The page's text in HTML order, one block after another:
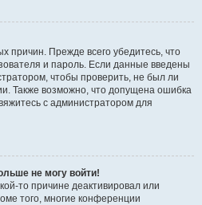
причин. Прежде всего убедитесь, что
и пароль. Если данные введены
чтобы проверить, не был ли
Также возможно, что допущена ошибка
с администратором для
не могу войти!
то причине деактивировал или
того, многие конференции